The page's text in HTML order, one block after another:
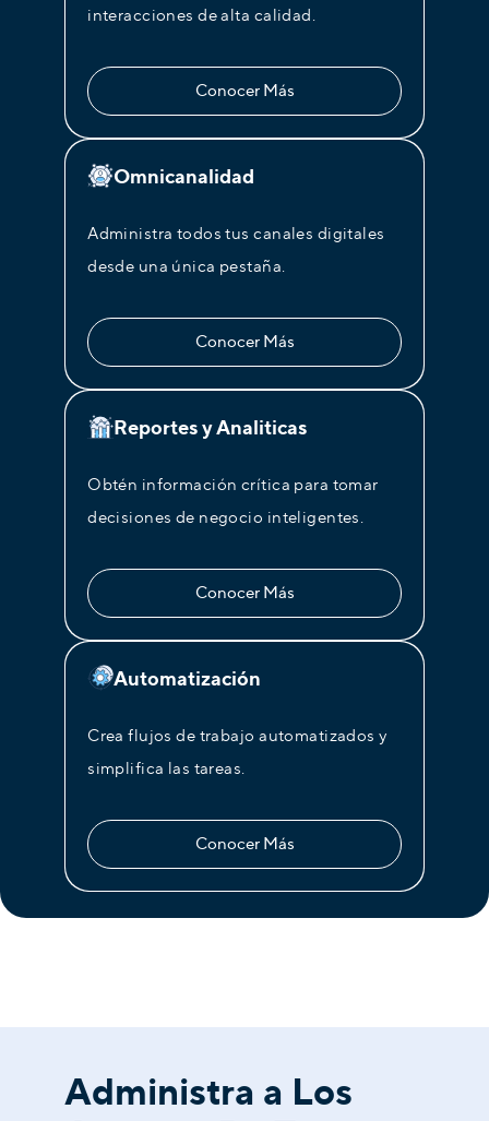
interacciones de alta calidad.
Conocer Más
Omnicanalidad
Administra todos tus canales digitales
desde una única pestaña.
Conocer Más
Reportes y Analiticas
Obtén información crítica para tomar
decisiones de negocio inteligentes.
Conocer Más
Automatización
Crea flujos de trabajo automatizados y
simplifica las tareas.
Conocer Más
Administra a Los